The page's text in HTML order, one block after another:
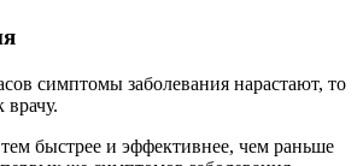
симптомы заболевания нарастают, то
врачу.
быстрее и эффективнее, чем раньше